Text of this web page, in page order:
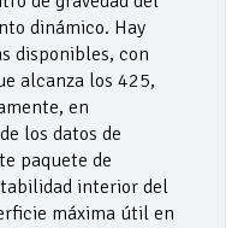
dinámico. Hay
disponibles, con
alcanza los 425,
en
los datos de
paquete de
interior del
máxima útil en